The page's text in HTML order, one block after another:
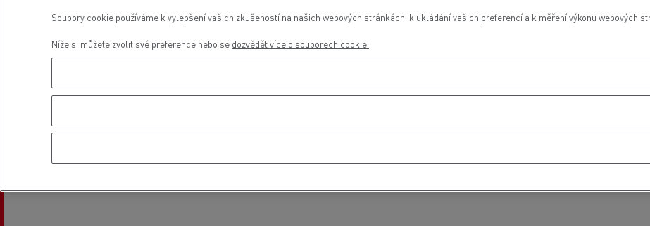
Soubory cookie používáme k vylepšení vašich zkušeností na našich webových stránkách, k ukládání vašich preferencí a k měření výkonu
Níže si můžete zvolit své preference nebo se dozvědět více o souborech cookie.